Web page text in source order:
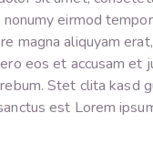
eirmod
magna aliquyam
eos et accusam et
Stet clita kasd
est Lorem